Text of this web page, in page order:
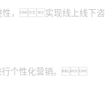
性，实现线上线下咨
个性化营销。